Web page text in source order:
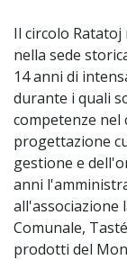
Il circolo Ratatoj
nella sede
14 anni di
durante i quali
competenze nel
progettazione
gestione e
anni
all'associazione
Comunale,
prodotti del